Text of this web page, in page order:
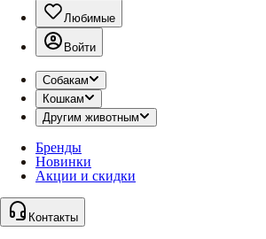
Любимые
Войти
Собакам
Кошкам
Другим животным
Бренды
Новинки
Акции и скидки
Контакты